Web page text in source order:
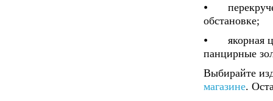
⦁
обстановке;
⦁
якорная
панцирные
Выбирайте
магазине.